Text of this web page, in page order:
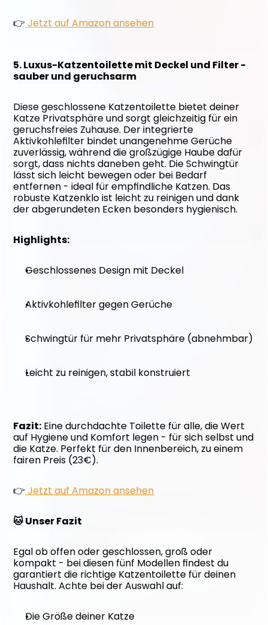
👉 Jetzt auf Amazon ansehen
5. Luxus-Katzentoilette mit Deckel und Filter -
sauber und geruchsarm
Diese geschlossene Katzentoilette bietet deiner
Katze Privatsphäre und sorgt gleichzeitig für ein
geruchsfreies Zuhause. Der integrierte
Aktivkohlefilter bindet unangenehme Gerüche
zuverlässig, während die großzügige Haube dafür
sorgt, dass nichts daneben geht. Die Schwingtür
lässt sich leicht bewegen oder bei Bedarf
entfernen - ideal für empfindliche Katzen. Das
robuste Katzenklo ist leicht zu reinigen und dank
der abgerundeten Ecken besonders hygienisch.
Highlights:
Geschlossenes Design mit Deckel
Aktivkohlefilter gegen Gerüche
Schwingtür für mehr Privatsphäre (abnehmbar)
Leicht zu reinigen, stabil konstruiert
Fazit: Eine durchdachte Toilette für alle, die Wert
auf Hygiene und Komfort legen - für sich selbst und
die Katze. Perfekt für den Innenbereich, zu einem
fairen Preis (23€).
👉 Jetzt auf Amazon ansehen
🐱 Unser Fazit
Egal ob offen oder geschlossen, groß oder
kompakt - bei diesen fünf Modellen findest du
garantiert die richtige Katzentoilette für deinen
Haushalt. Achte bei der Auswahl auf:
Die Größe deiner Katze